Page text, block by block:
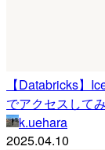
【Databricks】
でアクセスして
k.uehara
2025.04.10